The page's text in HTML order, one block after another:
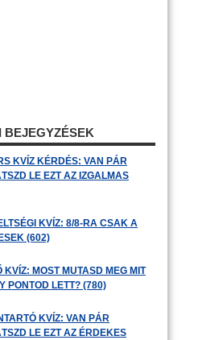
BEJEGYZÉSEK
KVÍZ KÉRDÉS: VAN PÁR
LE EZT AZ IZGALMAS
KVÍZ: 8/8-RA CSAK A
(602)
KVÍZ: MOST MUTASD MEG MIT
PONTOD LETT? (780)
KVÍZ: VAN PÁR
LE EZT AZ ÉRDEKES